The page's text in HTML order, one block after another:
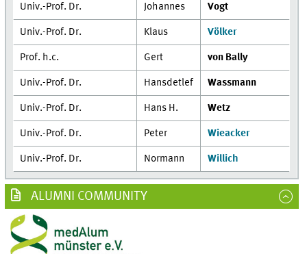
Univ.-Prof. Dr. Johannes Vogt
Univ.-Prof. Dr. Klaus Völker
Prof. h.c. Gert von Bally
Univ.-Prof. Dr. Hansdetlef Wassmann
Univ.-Prof. Dr. Hans H. Wetz
Univ.-Prof. Dr. Peter Wieacker
Univ.-Prof. Dr. Normann Willich
ALUMNI COMMUNITY